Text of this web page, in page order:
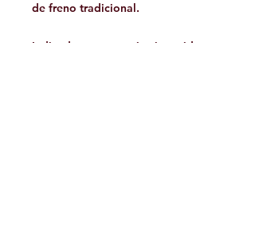
de freno tradicional.
Indicado para usuarios instruidos y